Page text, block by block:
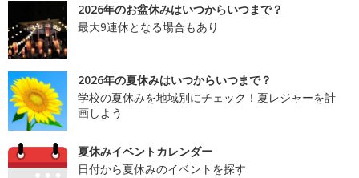
2026年のお盆休みはいつからいつまで？
最大9連休となる場合もあり
2026年の夏休みはいつからいつまで？
学校の夏休みを地域別にチェック！夏レジャーを計
画しよう
夏休みイベントカレンダー
日付から夏休みのイベントを探す